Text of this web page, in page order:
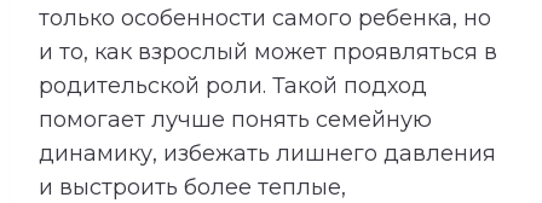
только особенности самого ребенка, но
и то, как взрослый может проявляться в
родительской роли. Такой подход
помогает лучше понять семейную
динамику, избежать лишнего давления
и выстроить более теплые,